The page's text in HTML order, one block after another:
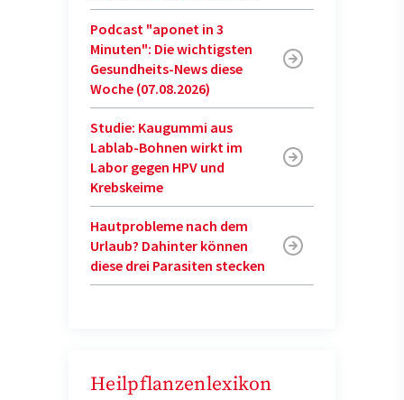
Podcast "aponet in 3
Minuten": Die wichtigsten
Gesundheits-News diese
Woche (07.08.2026)
Studie: Kaugummi aus
Lablab-Bohnen wirkt im
Labor gegen HPV und
Krebskeime
Hautprobleme nach dem
Urlaub? Dahinter können
diese drei Parasiten stecken
Heilpflanzenlexikon